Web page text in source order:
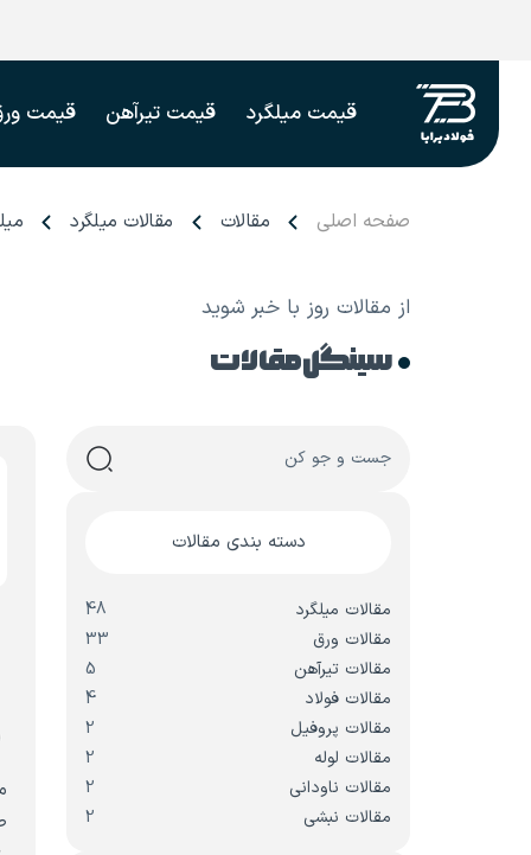
قیمت میلگرد قیمت تیرآهن قیمت
صفحه اصلی مقالات مقالات میلگرد
از مقالات روز با خبر شوید
سینگل مقالات
دسته بندی مقالات
مقالات میلگرد
48
مقالات ورق
33
مقالات تیرآهن
5
مقالات فولاد
4
مقالات پروفیل
2
مقالات لوله
2
مقالات ناودانی
2
مقالات نبشی
2